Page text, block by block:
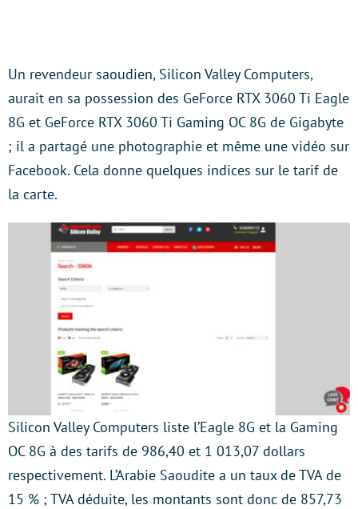
Un revendeur saoudien, Silicon Valley Computers,
aurait en sa possession des GeForce RTX 3060 Ti Eagle
8G et GeForce RTX 3060 Ti Gaming OC 8G de Gigabyte
; il a partagé une photographie et même une vidéo sur
Facebook. Cela donne quelques indices sur le tarif de
la carte.
Silicon Valley Computers liste l’Eagle 8G et la Gaming
OC 8G à des tarifs de 986,40 et 1 013,07 dollars
respectivement. L’Arabie Saoudite a un taux de TVA de
15 % ; TVA déduite, les montants sont donc de 857,73